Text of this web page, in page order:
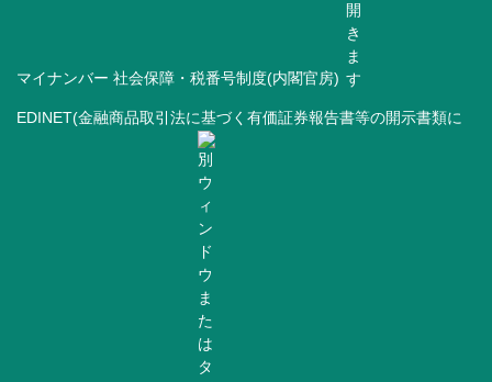
マイナンバー 社会保障・税番号制度(内閣官房)
EDINET(金融商品取引法に基づく有価証券報告書等の開示書類に